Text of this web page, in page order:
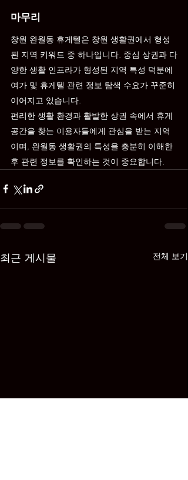
마무리
창원 완월동 휴게텔은 창원 생활권에서 형성
된 지역 키워드 중 하나입니다. 중심 상권과 다
양한 생활 인프라가 형성된 지역 특성 덕분에
여가 및 휴게텔 관련 정보 탐색 수요가 꾸준히
이어지고 있습니다.
편리한 생활 환경과 활발한 상권 속에서 휴게
공간을 찾는 이용자들에게 관심을 받는 지역
이며, 완월동 생활권의 특성을 충분히 이해한
후 관련 정보를 확인하는 것이 중요합니다.
최근 게시물 전체 보기